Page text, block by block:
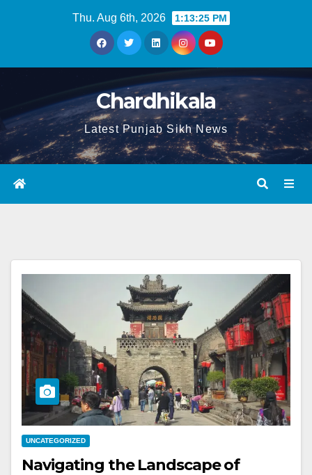
Thu. Aug 6th, 2026 1:13:25 PM
Chardhikala
Latest Punjab Sikh News
UNCATEGORIZED
Navigating the Landscape of